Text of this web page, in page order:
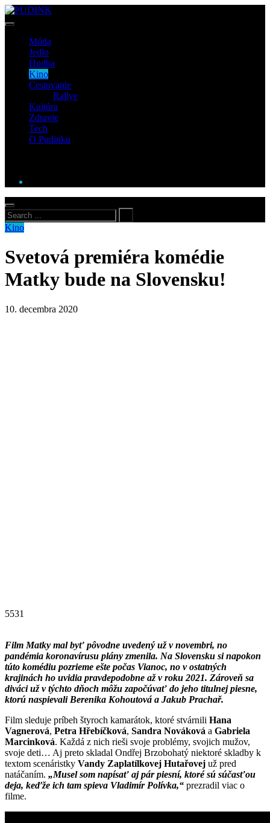
Móda
Jedlo
Hudba
Kino
Cestovanie
Rallye
Kultúra
Zdravie
Tech
O Pudinku
Kino
Svetová premiéra komédie
Matky bude na Slovensku!
10. decembra 2020
5531
Film Matky mal byť pôvodne uvedený už v novembri, no
pandémia koronavírusu plány zmenila. Na Slovensku si napokon
túto komédiu pozrieme ešte počas Vianoc, no v ostatných
krajinách ho uvidia pravdepodobne až v roku 2021. Zároveň sa
diváci už v týchto dňoch môžu započúvať do jeho titulnej piesne,
ktorú naspievali Berenika Kohoutová a Jakub Prachař.
Film sleduje príbeh štyroch kamarátok, ktoré stvárnili Hana
Vagnerová, Petra Hřebíčková, Sandra Nováková a Gabriela
Marcinková. Každá z nich rieši svoje problémy, svojich mužov,
svoje deti… Aj preto skladal Ondřej Brzobohatý niektoré skladby k
textom scenáristky Vandy Zaplatílkovej Hutařovej už pred
natáčaním. „Musel som napísať aj pár piesní, ktoré sú súčasťou
deja, keďže ich tam spieva Vladimír Polívka,“ prezradil viac o
filme.